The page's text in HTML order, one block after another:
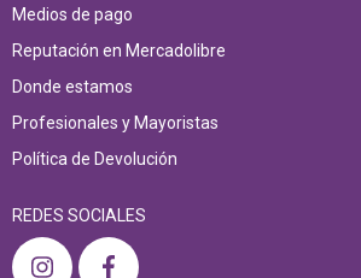
Medios de pago
Reputación en Mercadolibre
Donde estamos
Profesionales y Mayoristas
Política de Devolución
REDES SOCIALES